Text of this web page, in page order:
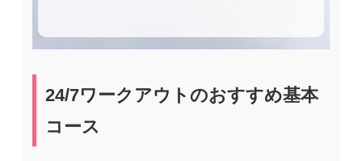
24/7ワークアウトのおすすめ基本
コース